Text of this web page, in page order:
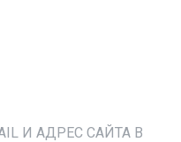
И АДРЕС САЙТА В